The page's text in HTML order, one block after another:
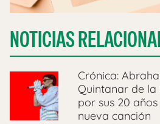
NOTICIAS
Crónica:
Quintanar de
por sus 20
nueva canción